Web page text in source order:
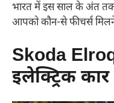
भारत में इस साल के अंत
आपको कौन-से फीचर्स
Skoda
इलेक्ट्रिक